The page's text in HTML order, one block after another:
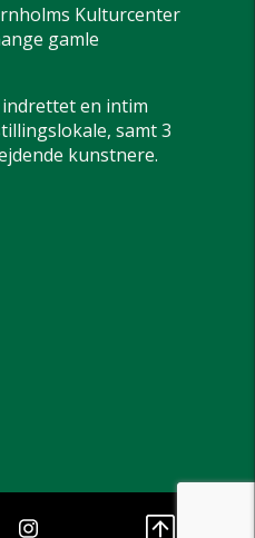
Kulturcenter
gamle
en intim
samt 3
kunstnere.